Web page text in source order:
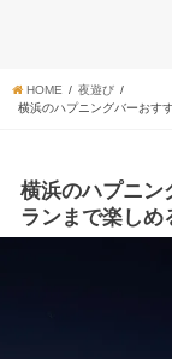
HOME
夜遊び
横浜のハプニングバーおす
横浜のハプニン
ランまで楽しめ